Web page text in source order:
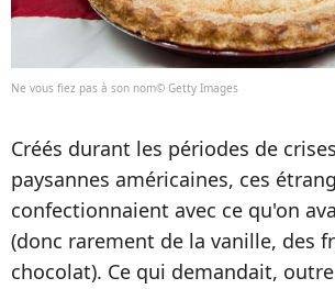
Ne vous fiez pas à son nom© Getty Images
Créés durant les périodes de
paysannes américaines, ces
confectionnaient avec ce qu'on
(donc rarement de la vanille, des
chocolat). Ce qui demandait,